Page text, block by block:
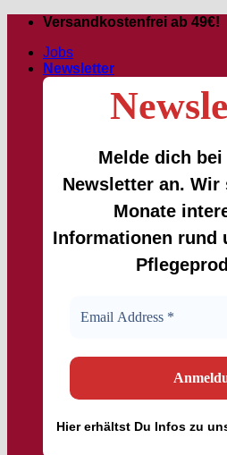
Passer
contenu
Versandkostenfrei ab 49€!
Jobs
Newsletter
Melde dich bei
Newsletter an. Wir
Monate
Informationen rund
Hiererhältst Du Infos zu